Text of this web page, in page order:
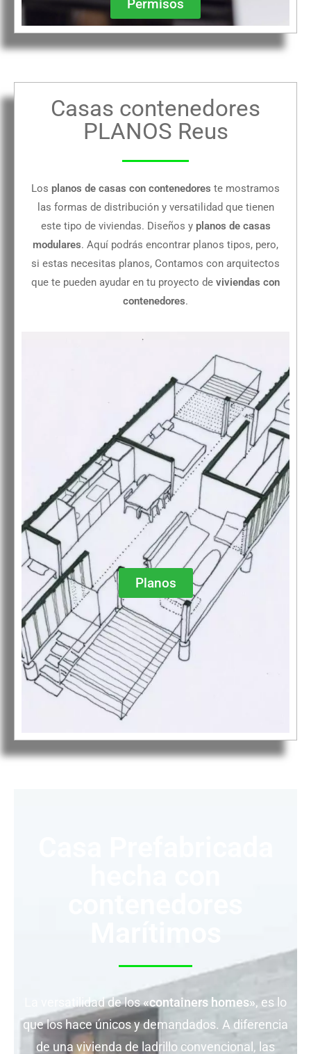
Permisos
Casas contenedores
PLANOS Reus
Los planos de casas con contenedores te mostramos
las formas de distribución y versatilidad que tienen
este tipo de viviendas. Diseños y planos de casas
modulares. Aquí podrás encontrar planos tipos, pero,
si estas necesitas planos, Contamos con arquitectos
que te pueden ayudar en tu proyecto de viviendas con
contenedores.
Planos
La versatilidad de los«containers homes», es lo
que los hace únicos y demandados. A diferencia
de una vivienda de ladrillo convencional, las